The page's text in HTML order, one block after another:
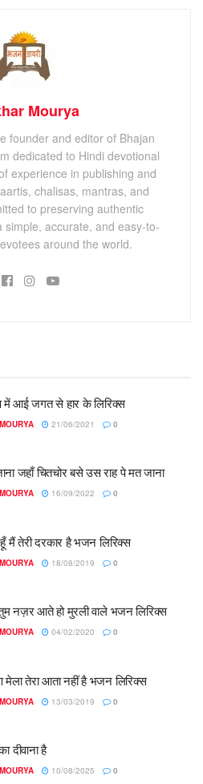
Mourya
founder and editor of Bhajan
dedicated to Hindi devotional
experience in publishing and
chalisas, mantras, and
to preserving authentic
simple, accurate, and easy-to-
around the world.
आई जगत से हार के लिरिक्स
21/06/2021 0
जहाँ चितचोर बसे उस राह पे मत जाना
16/09/2022 0
हूँ मैं तेरी दरकार है भजन लिरिक्स
18/08/2019 0
नज़र आते हो मुरली वाले भजन लिरिक्स
04/02/2020 0
तेरा आता नहीं है भजन लिरिक्स
13/03/2019 0
दीवाना है
10/08/2025 0